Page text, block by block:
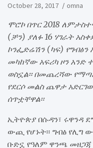
October 28, 2017 omna
ሞሮኮ በጥር 2018
(ቻን) ያለፉ 16 ሃገራት
ኮንፌድሬሽን (ካፍ)
መካከኛው አፍሪካ ዞን አንድ
ወስኗል፡፡ በመጨረሻው
የደርሶ መልስ ጨዋታ
ሰጥቷቸዋል፡፡
ኢትዮጵያ በሱዳን፣ ሩዋንዳ
ውጪ የሆኑት፡፡ ግብፅ የሊግ
ቡድኗ የዓለም ዋንጫ መዘጋጃ